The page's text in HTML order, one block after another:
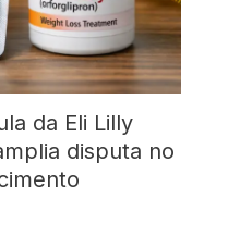
da Eli Lilly
disputa no